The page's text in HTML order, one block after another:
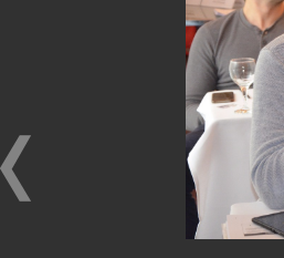
ФАКТУРЫ.
ЭЛЕКТРОННЫЕ СЧЕТА-
СКЛАД.
Семинар с КГД и